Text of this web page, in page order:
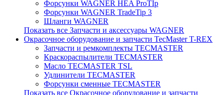
Форсунки WAGNER HEA ProTIp
Форсунки WAGNER TradeTip 3
Шланги WAGNER
Показать все Запчасти и аксессуары WAGNER
Окрасочное оборудование и запчасти TecMaster T-REX
Запчасти и ремкомплекты TECMASTER
Краскораспылители TECMASTER
Масло TECMASTER TSL
Удлинители TECMASTER
Форсунки сменные TECMASTER
Показать все Окрасочное оборудование и запчасти